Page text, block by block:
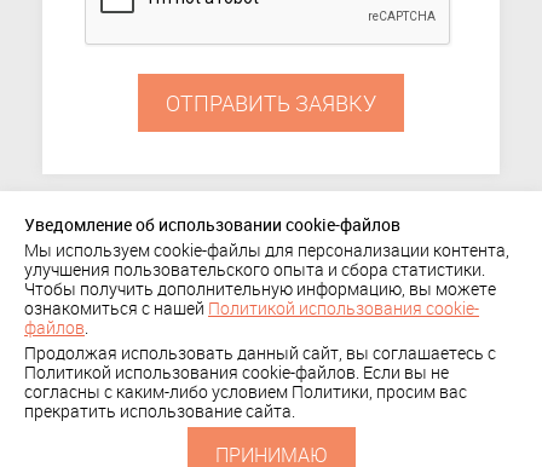
ОТПРАВИТЬ ЗАЯВКУ
+ 7 (495) 636-29-78
Политика
конфиденциальности
ПОРТФОЛИО
КОМПАНИЯ КЛИЕНТЫ
СКАЧАТЬ
ПРЕЗЕНТАЦИЮ
Уведомление об использовании cookie-файлов
Мы используем cookie-файлы для персонализации контента,
улучшения пользовательского опыта и сбора статистики.
Чтобы получить дополнительную информацию, вы можете
ознакомиться с нашей Политикой использования cookie-
файлов.
Продолжая использовать данный сайт, вы соглашаетесь с
Политикой использования cookie-файлов. Если вы не
согласны с каким-либо условием Политики, просим вас
прекратить использование сайта.
ПРИНИМАЮ